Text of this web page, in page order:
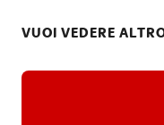
VUOI VEDERE